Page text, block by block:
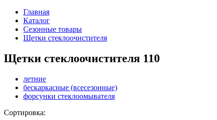
Главная
Каталог
Сезонные товары
Щетки стеклоочистителя
Щетки стеклоочистителя 110
летние
бескаркасные (всесезонные)
форсунки стеклоомывателя
Сортировка: